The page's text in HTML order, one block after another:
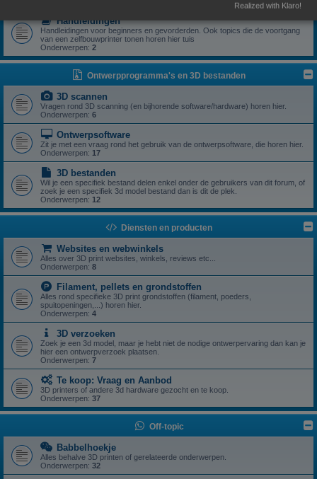
Handleidingen
Handleidingen voor beginners en gevorderden. Ook topics die de voortgang
van een zelfbouwprinter tonen horen hier tuis
Onderwerpen: 2
Ontwerpprogramma's en 3D bestanden
3D scannen
Vragen rond 3D scanning (en bijhorende software/hardware) horen hier.
Onderwerpen: 6
Ontwerpsoftware
Zit je met een vraag rond het gebruik van de ontwerpsoftware, die horen hier.
Onderwerpen: 17
3D bestanden
Wil je een specifiek bestand delen enkel onder de gebruikers van dit forum, of
zoek je een specifiek 3d model bestand dan is dit de plek.
Onderwerpen: 12
Diensten en producten
Websites en webwinkels
Alles over 3D print websites, winkels, reviews etc...
Onderwerpen: 8
Filament, pellets en grondstoffen
Alles rond specifieke 3D print grondstoffen (filament, poeders,
spuitopeningen,...) horen hier.
Onderwerpen: 4
3D verzoeken
Zoek je een 3d model, maar je hebt niet de nodige ontwerpervaring dan kan je
hier een ontwerpverzoek plaatsen.
Onderwerpen: 7
Te koop: Vraag en Aanbod
3D printers of andere 3d hardware gezocht en te koop.
Onderwerpen: 37
Off-topic
Babbelhoekje
Alles behalve 3D printen of gerelateerde onderwerpen.
Onderwerpen: 32
Realized with Klaro!